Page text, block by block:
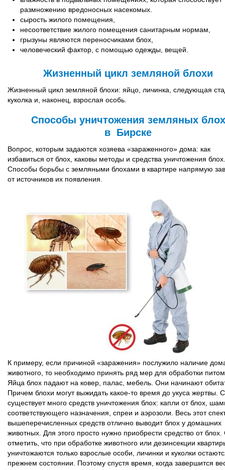
размножению вредоносных насекомых.
сырость жилого помещения,
несоответствие жилого помещения санитарным нормам,
грызуны являются переносчиками блох,
человеческий фактор, с помощью одежды, вещей.
Жизненный цикл земляной блохи
Жизненный цикл земляной блохи: яйцо, личинка, следующая
куколка и, наконец, взрослая особь.
Способы уничтожения земляных блох
в Бирске
Вопрос, которым задаются хозяева «зараженного» дома: как
избавиться от блох, каковы методы и средства уничтожения блох.
Способы борьбы с земляными блохами в квартире напрямую
от источников их появления.
К примеру, если причиной «заражения» послужило наличие
животного, то необходимо принять ряд мер для обработки
Яйца блох падают на ковер, палас, мебель. Они начинают
Причем блохи могут выжидать какое-то время до укуса жертвы.
существует много средств уничтожения блох: капли от блох,
соответствующего назначения, спреи и аэрозоли. Весь этот
вышеперечисленных средств отлично выводит блох у домашних
животных. Для этого просто нужно приобрести средство от блох.
отметить, что при обработке животного или дезинсекции
уничтожаются только взрослые особи, личинки и куколки
прежнем состоянии. Поэтому спустя время, когда завершится